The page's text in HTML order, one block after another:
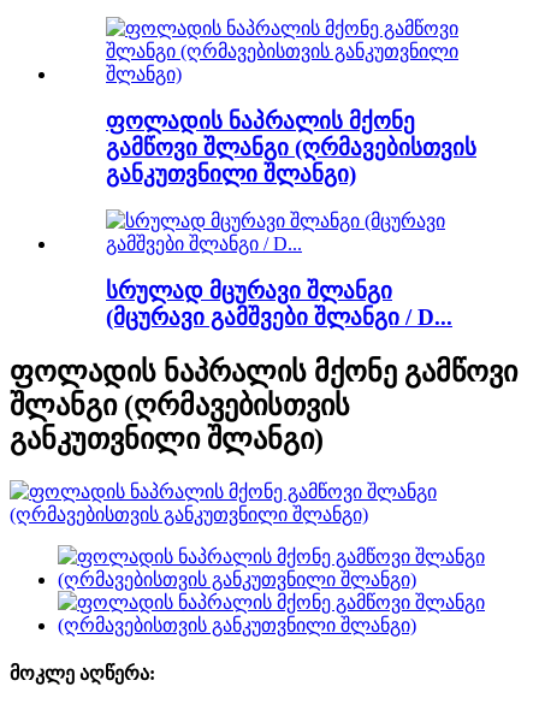
ფოლადის ნაპრალის მქონე
გამწოვი შლანგი (ღრმავებისთვის
განკუთვნილი შლანგი)
სრულად მცურავი შლანგი
(მცურავი გამშვები შლანგი / D...
ფოლადის ნაპრალის მქონე გამწოვი
შლანგი (ღრმავებისთვის
განკუთვნილი შლანგი)
მოკლე აღწერა: